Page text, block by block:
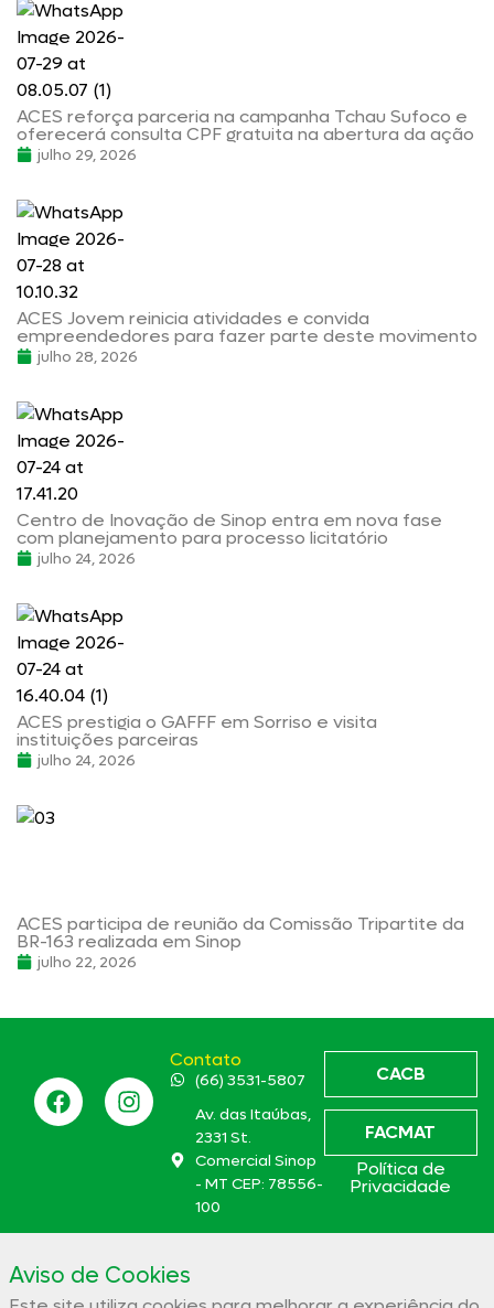
ACES reforça parceria na campanha Tchau Sufoco e
oferecerá consulta CPF gratuita na abertura da ação
julho 29, 2026
ACES Jovem reinicia atividades e convida
empreendedores para fazer parte deste movimento
julho 28, 2026
Centro de Inovação de Sinop entra em nova fase
com planejamento para processo licitatório
julho 24, 2026
ACES prestigia o GAFFF em Sorriso e visita
instituições parceiras
julho 24, 2026
ACES participa de reunião da Comissão Tripartite da
BR-163 realizada em Sinop
julho 22, 2026
Contato
(66) 3531-5807
Av. das Itaúbas,
2331 St.
Comercial Sinop
- MT CEP: 78556-
100
CACB
FACMAT
Política de
Privacidade
Aviso de Cookies